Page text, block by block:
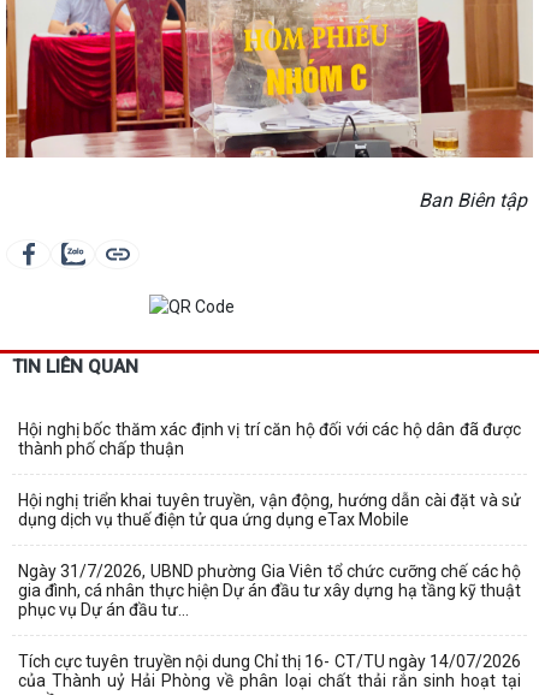
Ban Biên tập
TIN LIÊN QUAN
Hội nghị bốc thăm xác định vị trí căn hộ đối với các hộ dân đã được
thành phố chấp thuận
Hội nghị triển khai tuyên truyền, vận động, hướng dẫn cài đặt và sử
dụng dịch vụ thuế điện tử qua ứng dụng eTax Mobile
Ngày 31/7/2026, UBND phường Gia Viên tổ chức cưỡng chế các hộ
gia đình, cá nhân thực hiện Dự án đầu tư xây dựng hạ tầng kỹ thuật
phục vụ Dự án đầu tư...
Tích cực tuyên truyền nội dung Chỉ thị 16- CT/TU ngày 14/07/2026
của Thành uỷ Hải Phòng về phân loại chất thải rắn sinh hoạt tại